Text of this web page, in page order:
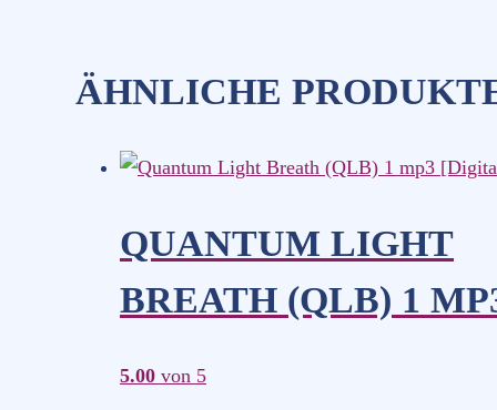
ÄHNLICHE
QUANTUM LIGHT
BREATH (QLB) 1
5.00 von 5